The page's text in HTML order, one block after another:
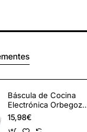
Báscula de Cocina
Electrónica Orbegozo
PC 3000/ hasta 100g/
Plata
15,98€